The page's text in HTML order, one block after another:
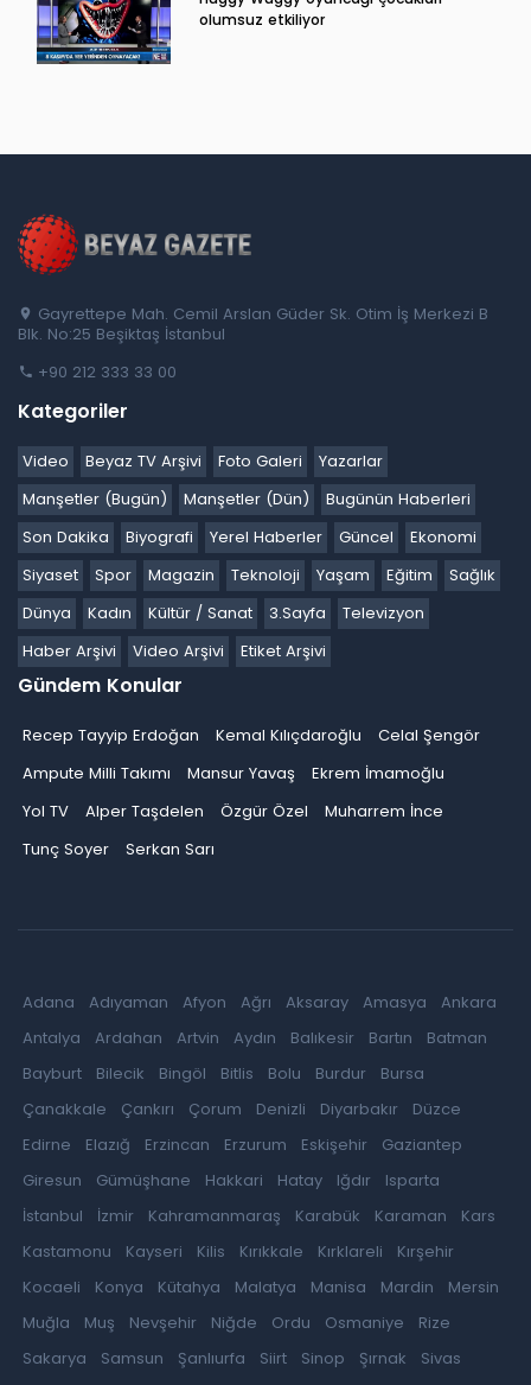
olumsuz etkiliyor
Gayrettepe Mah. Cemil Arslan Güder Sk. Otim İş Merkezi B
Blk. No:25 Beşiktaş İstanbul
+90 212 333 33 00
Kategoriler
Video Beyaz TV Arşivi Foto Galeri
Yazarlar
Manşetler (Bugün)
Manşetler (Dün)
Bugünün Haberleri
Son Dakika
Biyografi Yerel Haberler Güncel
Ekonomi
Siyaset
Spor Magazin Teknoloji Yaşam Eğitim
Sağlık
Dünya
Kadın Kültür / Sanat 3.Sayfa
Televizyon
Haber Arşivi
Video Arşivi Etiket Arşivi
Gündem Konular
Recep Tayyip Erdoğan Kemal Kılıçdaroğlu
Celal Şengör
Ampute Milli Takımı
Mansur Yavaş
Ekrem İmamoğlu
Yol TV
Alper Taşdelen Özgür Özel
Muharrem İnce
Tunç Soyer
Serkan Sarı
Adana Adıyaman Afyon Ağrı Aksaray Amasya
Ankara
Antalya
Ardahan Artvin Aydın Balıkesir Bartın
Batman
Bayburt
Bilecik Bingöl Bitlis Bolu Burdur
Bursa
Çanakkale
Çankırı Çorum Denizli Diyarbakır
Düzce
Edirne
Elazığ Erzincan Erzurum Eskişehir
Gaziantep
Giresun
Gümüşhane Hakkari Hatay Iğdır
Isparta
İstanbul
İzmir Kahramanmaraş Karabük Karaman
Kars
Kastamonu
Kayseri Kilis Kırıkkale Kırklareli
Kırşehir
Kocaeli
Konya Kütahya Malatya Manisa Mardin
Mersin
Muğla
Muş Nevşehir Niğde Ordu Osmaniye
Rize
Sakarya
Samsun Şanlıurfa Siirt Sinop Şırnak
Sivas